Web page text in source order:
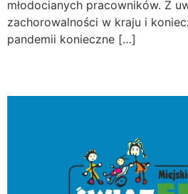
młodocianych pracowników. Z
zachorowalności w kraju i
pandemii konieczne […]